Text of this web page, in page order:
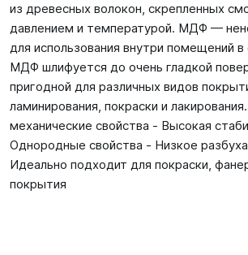
из древесных волокон, скрепленных
давлением и температурой. МДФ —
для использования внутри помещений в
МДФ шлифуется до очень гладкой
пригодной для различных видов
ламинирования, покраски и
механические свойства - Высокая
Однородные свойства - Низкое
Идеально подходит для покраски,
покрытия